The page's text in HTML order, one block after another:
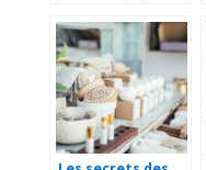
personnalisation
optimale de votre
logiciel CCTP